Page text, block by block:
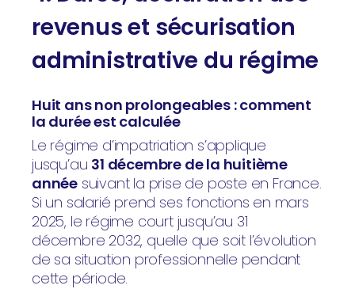
revenus et sécurisation
administrative du régime
Huit ans non prolongeables : comment
la durée est calculée
Le régime d’impatriation s’applique
jusqu’au 31 décembre de la huitième
année suivant la prise de poste en France.
Si un salarié prend ses fonctions en mars
2025, le régime court jusqu’au 31
décembre 2032, quelle que soit l’évolution
de sa situation professionnelle pendant
cette période.